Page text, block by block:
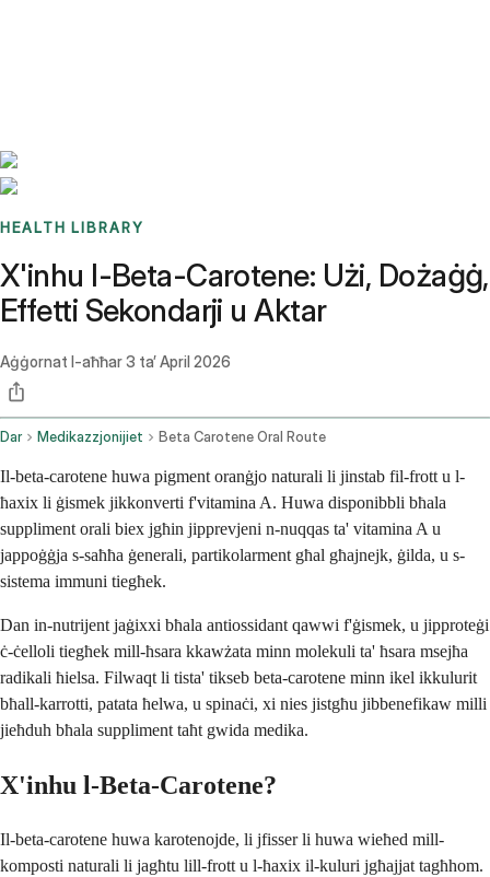
HEALTH LIBRARY
X'inhu l-Beta-Carotene: Użi, Dożaġġ,
Effetti Sekondarji u Aktar
Aġġornat l-aħħar3 ta’ April 2026
Dar Medikazzjonijiet Beta Carotene Oral Route
Il-beta-carotene huwa pigment oranġjo naturali li jinstab fil-frott u l-
ħaxix li ġismek jikkonverti f'vitamina A. Huwa disponibbli bħala
suppliment orali biex jgħin jipprevjeni n-nuqqas ta' vitamina A u
jappoġġja s-saħħa ġenerali, partikolarment għal għajnejk, ġilda, u s-
sistema immuni tiegħek.
Dan in-nutrijent jaġixxi bħala antiossidant qawwi f'ġismek, u jipproteġi
ċ-ċelloli tiegħek mill-ħsara kkawżata minn molekuli ta' ħsara msejħa
radikali ħielsa. Filwaqt li tista' tikseb beta-carotene minn ikel ikkulurit
bħall-karrotti, patata ħelwa, u spinaċi, xi nies jistgħu jibbenefikaw milli
jieħduh bħala suppliment taħt gwida medika.
X'inhu l-Beta-Carotene?
Il-beta-carotene huwa karotenojde, li jfisser li huwa wieħed mill-
komposti naturali li jagħtu lill-frott u l-ħaxix il-kuluri jgħajjat tagħhom.